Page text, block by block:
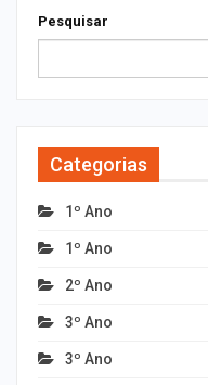
Pesquisar
Categorias
1º Ano
1º Ano
2º Ano
3º Ano
3º Ano